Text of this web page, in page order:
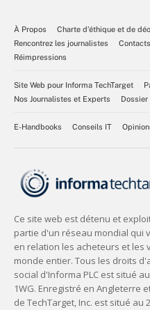
À Propos
Charte d’éthique et de
Rencontrez les journalistes
Contacts
Réimpressions
Site Web pour Informa TechTarget
Nos Journalistes et Experts
Dossier
E-Handbooks Conseils IT